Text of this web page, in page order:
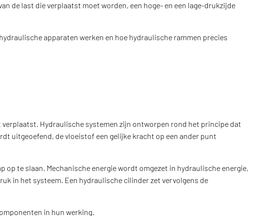
de last die verplaatst moet worden, een hoge- en een lage-drukzijde
apparaten werken en hoe hydraulische rammen precies
Hydraulische systemen zijn ontworpen rond het principe dat
uitgeoefend, de vloeistof een gelijke kracht op een ander punt
te slaan. Mechanische energie wordt omgezet in hydraulische energie,
in het systeem. Een hydraulische cilinder zet vervolgens de
in hun werking.